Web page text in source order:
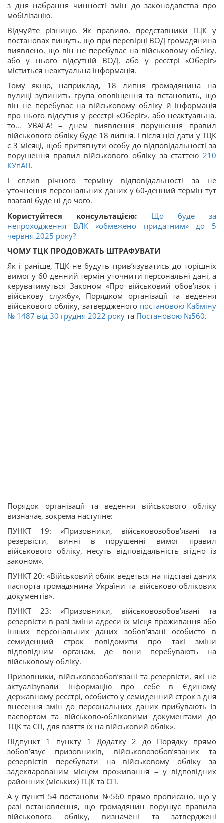
з дня набрання чинності змін до законодавства про
мобілізацію.
Відчуйте різницю. Як правило, представники ТЦК у
постановах пишуть, що при перевірці ВОД громадянина
виявлено, що він не перебуває на військовому обліку,
або у нього відсутній ВОД, або у реєстрі «Оберіг»
міститься неактуальна інформація.
Тому якщо, наприклад, 18 липня громадянина на
вулиці зупинить група оповіщення та встановить, що
він не перебуває на військовому обліку й інформація
про нього відсутня у реєстрі «Оберіг», або неактуальна,
то… УВАГА! – днем виявлення порушення правил
військового обліку буде 18 липня. І після цієї дати у ТЦК
є 3 місяці, щоб притягнути особу до відповідальності за
порушення правил військового обліку за статтею 210
КУпАП.
І сплив річного терміну відповідальності за не
уточнення персональних даних у 60-денний термін тут
взагалі буде ні до чого.
Користуйтеся консультацією: Що буде за
непроходження ВЛК «обмежено придатним» до 5
червня 2025 року?
ЧОМУ ТЦК ПРОДОВЖАТЬ ШТРАФУВАТИ
Як і раніше, ТЦК не будуть прив’язуватись до торішніх
вимог у 60-денний термін уточнити персональні дані, а
керуватимуться Законом «Про військовий обов’язок і
військову службу», Порядком організації та ведення
військового обліку, затвердженого постановою Кабміну
№ 1487 від 30 грудня 2022 року та Постановою №560.
Порядок організації та ведення військового обліку
визначає, зокрема наступне:
ПУНКТ 19: «Призовники, військовозобов’язані та
резервісти, винні в порушенні вимог правил
військового обліку, несуть відповідальність згідно із
законом».
ПУНКТ 20: «Військовий облік ведеться на підставі даних
паспорта громадянина України та військово-облікових
документів».
ПУНКТ 23: «Призовники, військовозобов’язані та
резервісти в разі зміни адреси їх місця проживання або
інших персональних даних зобов’язані особисто в
семиденний строк повідомити про такі зміни
відповідним органам, де вони перебувають на
військовому обліку.
Призовники, військовозобов’язані та резервісти, які не
актуалізували інформацію про себе в Єдиному
державному реєстрі, особисто у семиденний строк з дня
внесення змін до персональних даних прибувають із
паспортом та військово-обліковими документами до
ТЦК та СП, для взяття їх на військовий облік».
Підпункт 1 пункту 1 Додатку 2 до Порядку прямо
зобов’язує призовників, військовозобов’язаних та
резервістів перебувати на військовому обліку за
задекларованим місцем проживання – у відповідних
районних (міських) ТЦК та СП.
А у пункті 54 постанови №560 прямо прописано, що у
разі встановлення, що громадянин порушує правила
військового обліку, визначені та затверджені